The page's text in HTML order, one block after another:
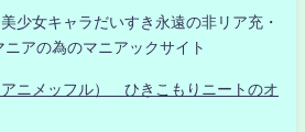
少女キャラだいすき永遠の非リア充・
アの為のマニアックサイト
ニメッフル） ひきこもりニートのオ